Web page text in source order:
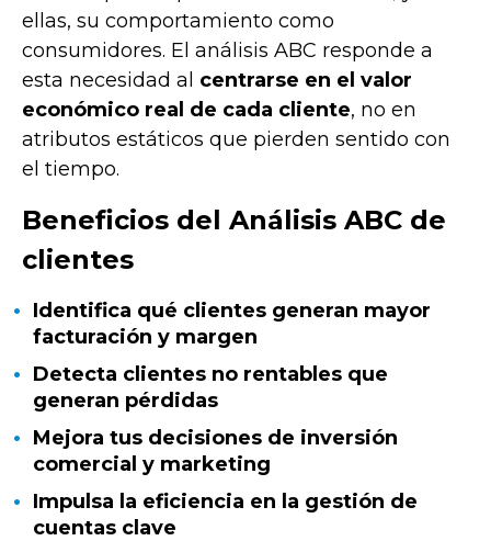
ellas, su comportamiento como
consumidores. El análisis ABC responde a
esta necesidad al centrarse en el valor
económico real de cada cliente, no en
atributos estáticos que pierden sentido con
el tiempo.
Beneficios del Análisis ABC de
clientes
Identifica qué clientes generan mayor
facturación y margen
Detecta clientes no rentables que
generan pérdidas
Mejora tus decisiones de inversión
comercial y marketing
Impulsa la eficiencia en la gestión de
cuentas clave